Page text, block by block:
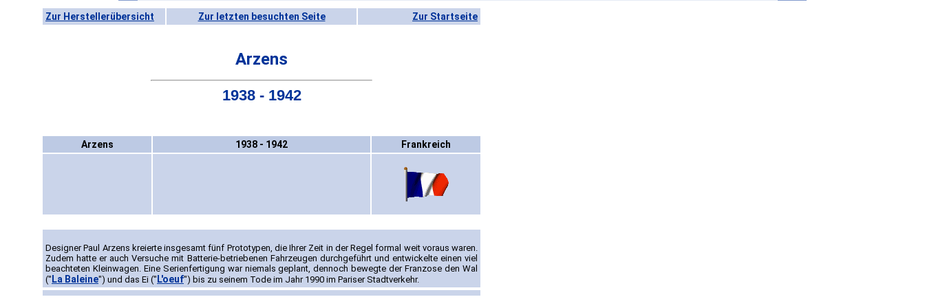
Zur Herstellerübersicht Zur letzten besuchten Seite Zur Startseite
Arzens
1938 - 1942
Arzens 1938 - 1942 Frankreich
Designer Paul Arzens kreierte insgesamt fünf Prototypen, die Ihrer Zeit in der Regel formal weit voraus waren.
Zudem hatte er auch Versuche mit Batterie-betriebenen Fahrzeugen durchgeführt und entwickelte einen viel
beachteten Kleinwagen. Eine Serienfertigung war niemals geplant, dennoch bewegte der Franzose den Wal
(" La Baleine") und das Ei (" L'oeuf") bis zu seinem Tode im Jahr 1990 im Pariser Stadtverkehr.